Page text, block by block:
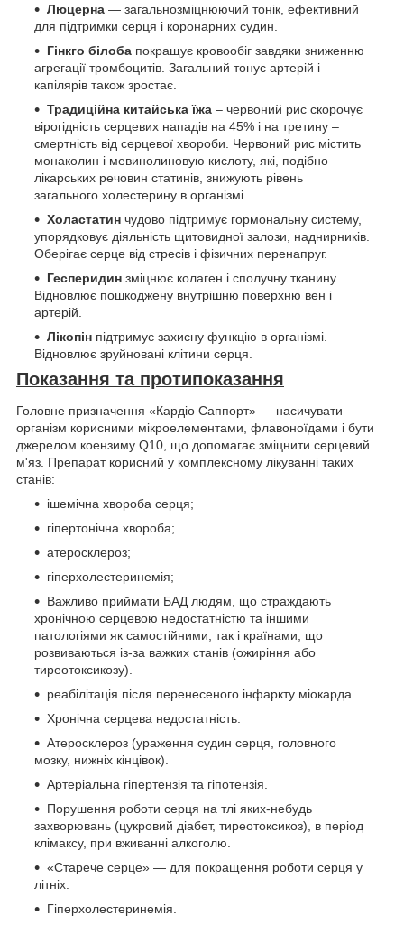
Люцерна — загальнозміцнюючий тонік, ефективний
для підтримки серця і коронарних судин.
Гінкго білоба покращує кровообіг завдяки зниженню
агрегації тромбоцитів. Загальний тонус артерій і
капілярів також зростає.
Традиційна китайська їжа – червоний рис скорочує
вірогідність серцевих нападів на 45% і на третину –
смертність від серцевої хвороби. Червоний рис містить
монаколин і мевинолиновую кислоту, які, подібно
лікарських речовин статинів, знижують рівень
загального холестерину в організмі.
Холастатин чудово підтримує гормональну систему,
упорядковує діяльність щитовидної залози, наднирників.
Оберігає серце від стресів і фізичних перенапруг.
Гесперидин зміцнює колаген і сполучну тканину.
Відновлює пошкоджену внутрішню поверхню вен і
артерій.
Лікопін підтримує захисну функцію в організмі.
Відновлює зруйновані клітини серця.
Показання та протипоказання
Головне призначення «Кардіо Саппорт» — насичувати
організм корисними мікроелементами, флавоноїдами і бути
джерелом коензиму Q10, що допомагає зміцнити серцевий
м'яз. Препарат корисний у комплексному лікуванні таких
станів:
ішемічна хвороба серця;
гіпертонічна хвороба;
атеросклероз;
гіперхолестеринемія;
Важливо приймати БАД людям, що страждають
хронічною серцевою недостатністю та іншими
патологіями як самостійними, так і країнами, що
розвиваються із-за важких станів (ожиріння або
тиреотоксикозу).
реабілітація після перенесеного інфаркту міокарда.
Хронічна серцева недостатність.
Атеросклероз (ураження судин серця, головного
мозку, нижніх кінцівок).
Артеріальна гіпертензія та гіпотензія.
Порушення роботи серця на тлі яких-небудь
захворювань (цукровий діабет, тиреотоксикоз), в період
клімаксу, при вживанні алкоголю.
«Старече серце» — для покращення роботи серця у
літніх.
Гіперхолестеринемія.